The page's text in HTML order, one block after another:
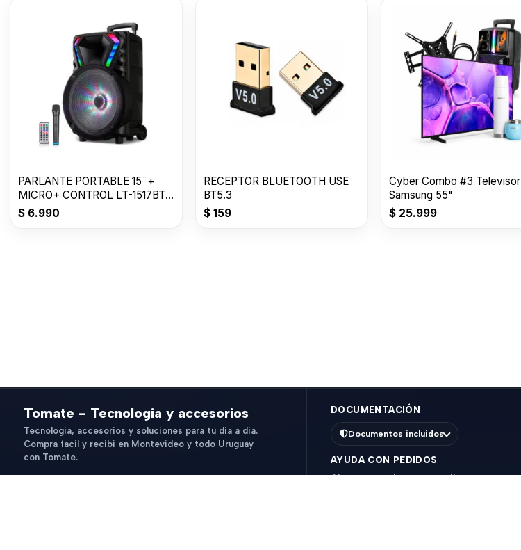
PARLANTE PORTABLE 15¨+
MICRO+ CONTROL LT-1517BT
C/RUEDAS
$ 6.990
RECEPTOR BLUETOOTH USE
BT5.3
$159
Cyber Combo #3 Televisor
Samsung 55"
$25.999
Tomate - Tecnologia y accesorios
Tecnologia, accesorios y soluciones para tu dia a dia.
Compra facil y recibi en Montevideo y todo Uruguay
con Tomate.
DOCUMENTACIÓN
Documentos incluidos
AYUDA CON PEDIDOS
Atencion rapida para consultas, compras o